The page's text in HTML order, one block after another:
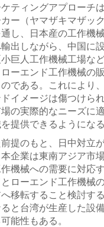
ティングアプローチ
ー（ヤマザキマザッ
し、日本産の工作機
出しながら、中国に
巨人工作機械工場な
ローエンド工作機械の
である。これにより
イメージは傷つけら
の実際的なニーズに
提供できるようになる
提のもと、日中対立
企業は東南アジア市
機械への需要に対応
ローエンド工作機械
移転すること検討す
と台湾が生産した設
能性もある。